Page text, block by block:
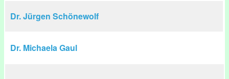
Dr. Jürgen Schönewolf
Dr. Michaela Gaul